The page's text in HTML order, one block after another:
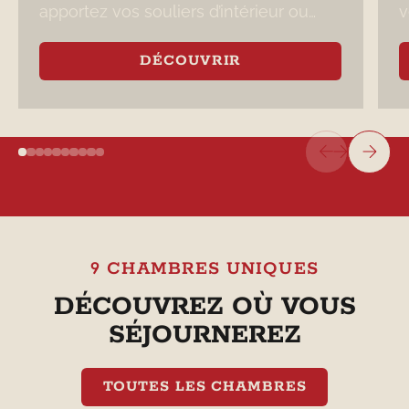
apportez vos souliers d’intérieur ou
DÉCOUVRIR
9 CHAMBRES UNIQUES
DÉCOUVREZ OÙ VOUS
SÉJOURNEREZ
TOUTES LES CHAMBRES